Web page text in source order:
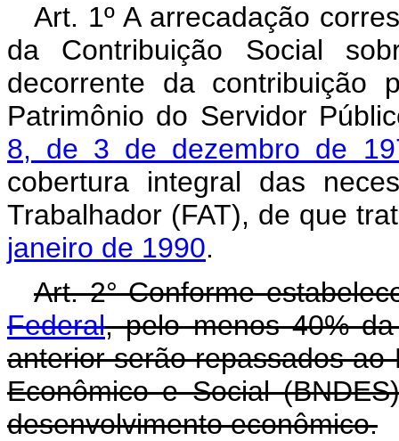
Art. 1º A arrecadação
da Contribuição Social
decorrente da contribuição
Patrimônio do Servidor
8, de 3 de dezembro de
cobertura integral das
Trabalhador (FAT), de que
janeiro de 1990.
Art. 2° Conforme
Federal, pelo menos 40%
anterior serão repassados
Econômico e Social
desenvolvimento econômico.